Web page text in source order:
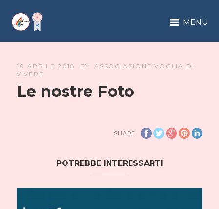
MENU
10 APRILE 2018 BY
ASSOCIAZIONE VOGLIA DI
VIVERE
Le nostre Foto
SHARE
POTREBBE INTERESSARTI